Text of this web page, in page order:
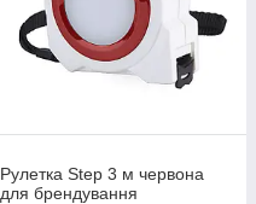
Рулетка Step 3 м червона
для брендування